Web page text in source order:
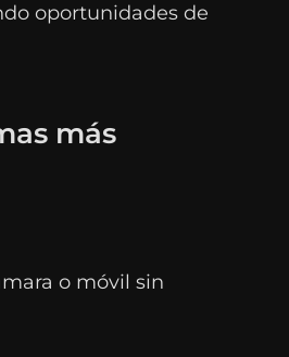
oportunidades de
más
o móvil sin